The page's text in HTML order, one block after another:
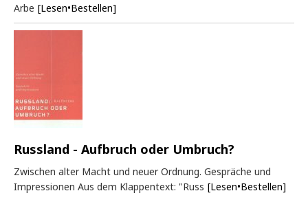
Arbe [Lesen•Bestellen]
Russland - Aufbruch oder Umbruch?
Zwischen alter Macht und neuer Ordnung. Gespräche und
Impressionen Aus dem Klappentext: "Russ [Lesen•Bestellen]